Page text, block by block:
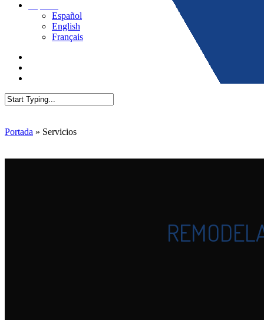
Español
English
Français
Portada » Servicios